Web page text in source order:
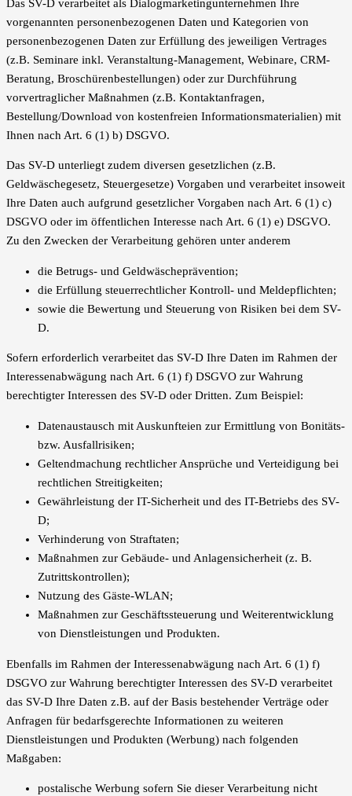
Das SV-D verarbeitet als Dialogmarketingunternehmen Ihre
vorgenannten personenbezogenen Daten und Kategorien von
personenbezogenen Daten zur Erfüllung des jeweiligen Vertrages
(z.B. Seminare inkl. Veranstaltung-Management, Webinare, CRM-
Beratung, Broschürenbestellungen) oder zur Durchführung
vorvertraglicher Maßnahmen (z.B. Kontaktanfragen,
Bestellung/Download von kostenfreien Informationsmaterialien) mit
Ihnen nach Art. 6 (1) b) DSGVO.
Das SV-D unterliegt zudem diversen gesetzlichen (z.B.
Geldwäschegesetz, Steuergesetze) Vorgaben und verarbeitet insoweit
Ihre Daten auch aufgrund gesetzlicher Vorgaben nach Art. 6 (1) c)
DSGVO oder im öffentlichen Interesse nach Art. 6 (1) e) DSGVO.
Zu den Zwecken der Verarbeitung gehören unter anderem
die Betrugs- und Geldwäscheprävention;
die Erfüllung steuerrechtlicher Kontroll- und Meldepflichten;
sowie die Bewertung und Steuerung von Risiken bei dem SV-
D.
Sofern erforderlich verarbeitet das SV-D Ihre Daten im Rahmen der
Interessenabwägung nach Art. 6 (1) f) DSGVO zur Wahrung
berechtigter Interessen des SV-D oder Dritten. Zum Beispiel:
Datenaustausch mit Auskunfteien zur Ermittlung von Bonitäts-
bzw. Ausfallrisiken;
Geltendmachung rechtlicher Ansprüche und Verteidigung bei
rechtlichen Streitigkeiten;
Gewährleistung der IT-Sicherheit und des IT-Betriebs des SV-
D;
Verhinderung von Straftaten;
Maßnahmen zur Gebäude- und Anlagensicherheit (z. B.
Zutrittskontrollen);
Nutzung des Gäste-WLAN;
Maßnahmen zur Geschäftssteuerung und Weiterentwicklung
von Dienstleistungen und Produkten.
Ebenfalls im Rahmen der Interessenabwägung nach Art. 6 (1) f)
DSGVO zur Wahrung berechtigter Interessen des SV-D verarbeitet
das SV-D Ihre Daten z.B. auf der Basis bestehender Verträge oder
Anfragen für bedarfsgerechte Informationen zu weiteren
Dienstleistungen und Produkten (Werbung) nach folgenden
Maßgaben:
postalische Werbung sofern Sie dieser Verarbeitung nicht